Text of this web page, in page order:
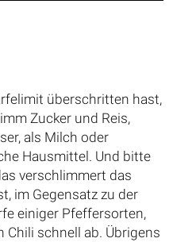
überschritten hast,
Zucker und Reis,
als Milch oder
Hausmittel. Und bitte
verschlimmert das
im Gegensatz zu der
einiger Pfeffersorten,
schnell ab. Übrigens